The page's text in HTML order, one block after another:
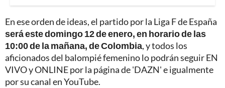
En ese orden de ideas, el partido por la Liga F de España
será este domingo 12 de enero, en horario de las
10:00 de la mañana, de Colombia, y todos los
aficionados del balompié femenino lo podrán seguir EN
VIVO y ONLINE por la página de 'DAZN' e igualmente
por su canal en YouTube.